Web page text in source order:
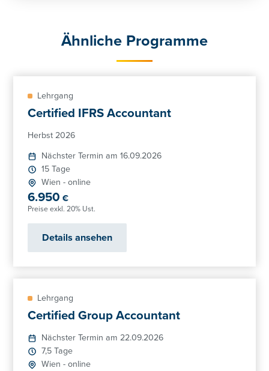
Ähnliche Programme
Lehrgang
Certified IFRS Accountant
Herbst 2026
Nächster Termin am 16.09.2026
15 Tage
Wien - online
6.950 €
Preise exkl. 20% Ust.
Details ansehen
Lehrgang
Certified Group Accountant
Nächster Termin am 22.09.2026
7,5 Tage
Wien - online